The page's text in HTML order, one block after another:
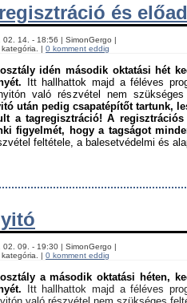
és
kategória. |
0 komment eddig
idén második oktatási hét
Itt hallhattok majd a féléves
való részvétel nem
után pedig csapatépítőt tartunk,
a tagregisztráció! A
figyelmét, hogy a tagságot
feltétele, a balesetvédelmi és
kategória. |
0 komment eddig
a második oktatási héten,
Itt hallhattok majd a féléves
való részvétel nem szükséges